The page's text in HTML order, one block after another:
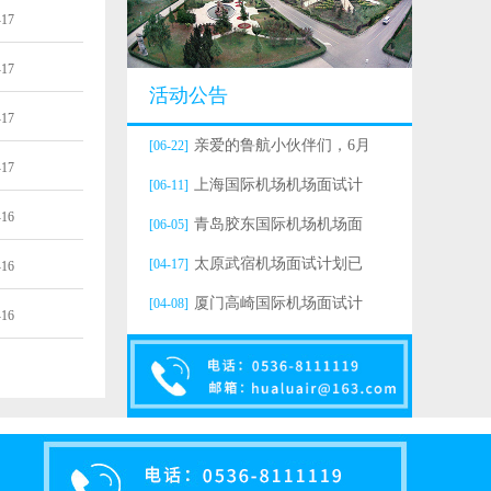
活动公告
[06-22] 亲爱的鲁航小伙伴们，6月
[06-11] 上海国际机场机场面试计
[06-05] 青岛胶东国际机场机场面
[04-17] 太原武宿机场面试计划已
[04-08] 厦门高崎国际机场面试计